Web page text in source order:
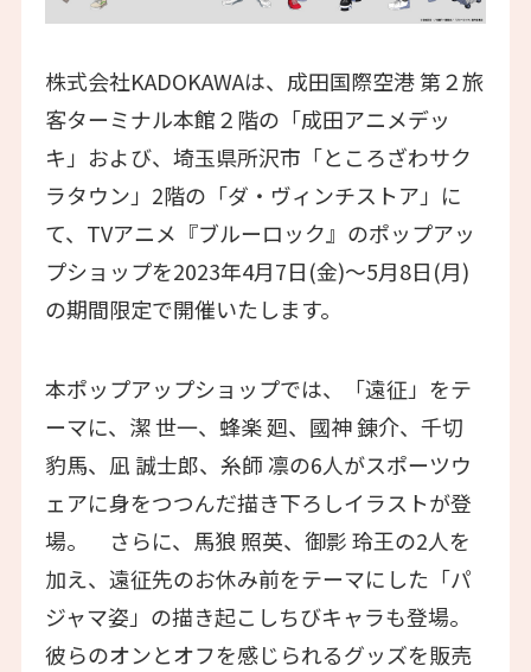
株式会社KADOKAWAは、成田国際空港 第２旅
客ターミナル本館２階の「成田アニメデッ
キ」および、埼玉県所沢市「ところざわサク
ラタウン」2階の「ダ・ヴィンチストア」に
て、TVアニメ『ブルーロック』のポップアッ
プショップを2023年4月7日(金)～5月8日(月)
の期間限定で開催いたします。
本ポップアップショップでは、「遠征」をテ
ーマに、潔 世一、蜂楽 廻、國神 錬介、千切
豹馬、凪 誠士郎、糸師 凛の6人がスポーツウ
ェアに身をつつんだ描き下ろしイラストが登
場。 さらに、馬狼 照英、御影 玲王の2人を
加え、遠征先のお休み前をテーマにした「パ
ジャマ姿」の描き起こしちびキャラも登場。
彼らのオンとオフを感じられるグッズを販売